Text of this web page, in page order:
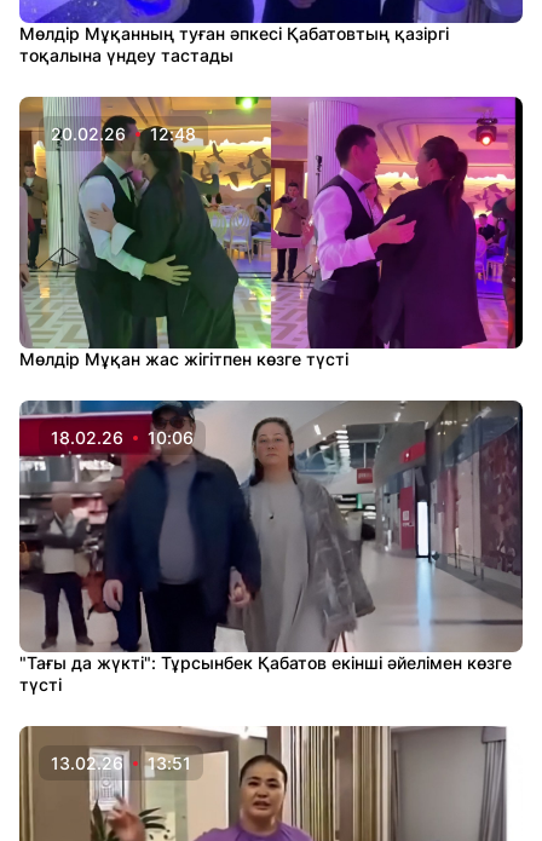
Мөлдір Мұқанның туған әпкесі Қабатовтың қазіргі
тоқалына үндеу тастады
20.02.26 12:48
Мөлдір Мұқан жас жігітпен көзге түсті
18.02.26 10:06
"Тағы да жүкті": Тұрсынбек Қабатов екінші әйелімен көзге
түсті
13.02.26 13:51